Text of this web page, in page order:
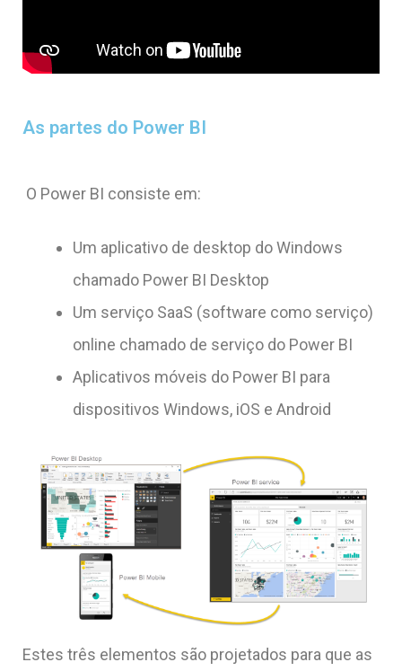
As partes do Power BI
O Power BI consiste em:
Um aplicativo de desktop do Windows
chamado Power BI Desktop
Um serviço SaaS (software como serviço)
online chamado de serviço do Power BI
Aplicativos móveis do Power BI para
dispositivos Windows, iOS e Android
Estes três elementos são projetados para que as